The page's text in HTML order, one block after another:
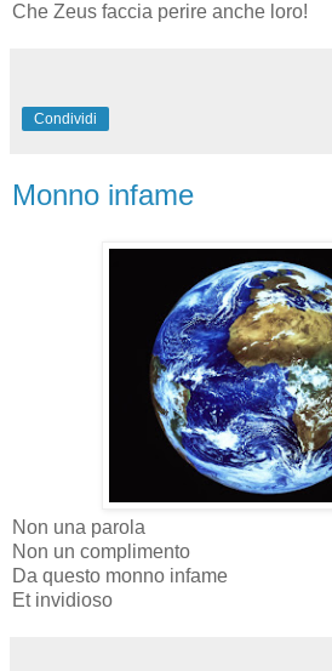
Che Zeus faccia perire anche loro!
Condividi
Monno infame
Non una parola
Non un complimento
Da questo monno infame
Et invidioso